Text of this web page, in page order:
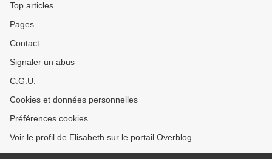
Top articles
Pages
Contact
Signaler un abus
C.G.U.
Cookies et données personnelles
Préférences cookies
Voir le profil de Elisabeth sur le portail Overblog